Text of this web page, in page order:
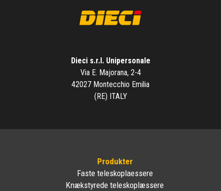
Dieci s.r.l. Unipersonale
Via E. Majorana, 2-4
42027 Montecchio Emilia
(RE) ITALY
Produkter
Faste teleskoplaessere
Knækstyrede teleskoplæssere